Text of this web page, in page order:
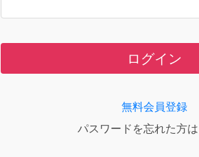
ログイン
無料会員登録
パスワードを忘れた方は